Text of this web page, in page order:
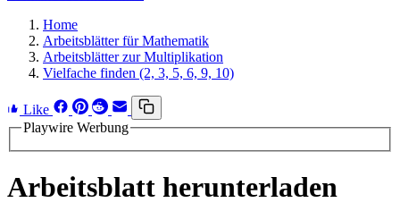
Home
Arbeitsblätter für Mathematik
Arbeitsblätter zur Multiplikation
Vielfache finden (2, 3, 5, 6, 9, 10)
Like
Playwire Werbung
Arbeitsblatt herunterladen